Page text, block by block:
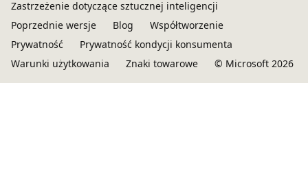
Zastrzeżenie dotyczące sztucznej inteligencji
Poprzednie wersje
Blog
Współtworzenie
Prywatność
Prywatność kondycji konsumenta
Warunki użytkowania
Znaki towarowe © Microsoft 2026